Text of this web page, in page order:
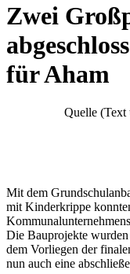
Zwei
für Aham
Quelle (Text
Mit dem
mit Kinderkrippe
Die Bauprojekte
dem Vorliegen der
nun auch eine